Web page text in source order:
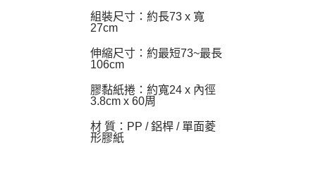
組裝尺寸：約長73 x 寬
27cm
伸縮尺寸：約最短73~最長
106cm
膠黏紙捲：約寬24 x 內徑
3.8cm x 60周
材 質：PP / 鋁桿 / 單面菱
形膠紙